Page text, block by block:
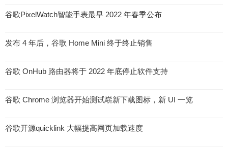
谷歌PixelWatch智能手表最早 2022 年春季公布
发布 4 年后，谷歌 Home Mini 终于终止销售
谷歌 OnHub 路由器将于 2022 年底停止软件支持
谷歌 Chrome 浏览器开始测试崭新下载图标，新 UI 一览
谷歌开源quicklink 大幅提高网页加载速度